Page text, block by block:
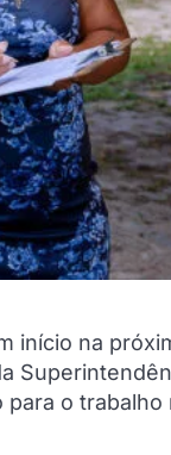
início na
o trabalho